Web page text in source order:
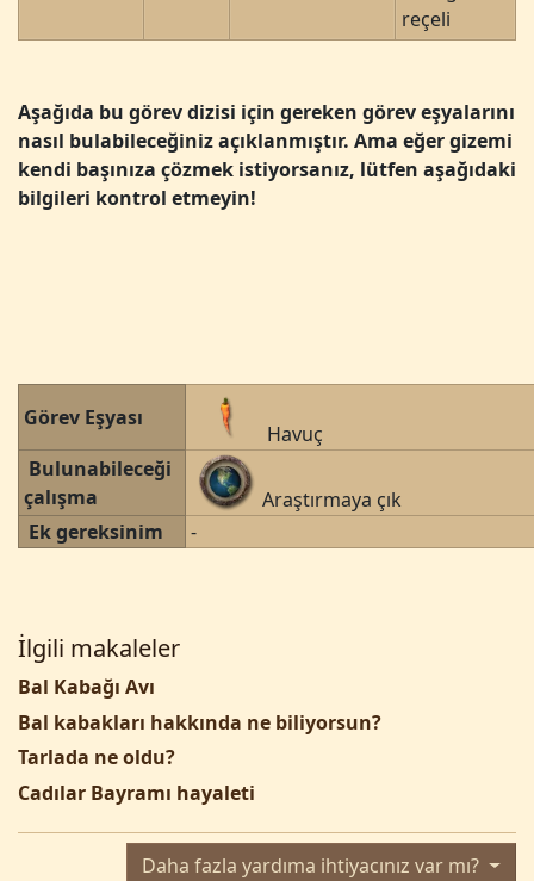
reçeli
Aşağıda bu görev dizisi için gereken görev eşyalarını
nasıl bulabileceğiniz açıklanmıştır. Ama eğer gizemi
kendi başınıza çözmek istiyorsanız, lütfen aşağıdaki
bilgileri kontrol etmeyin!
Görev Eşyası
Havuç
Bulunabileceği
çalışma
Araştırmaya çık
Ek gereksinim
-
İlgili makaleler
Bal Kabağı Avı
Bal kabakları hakkında ne biliyorsun?
Tarlada ne oldu?
Cadılar Bayramı hayaleti
Daha fazla yardıma ihtiyacınız var mı?